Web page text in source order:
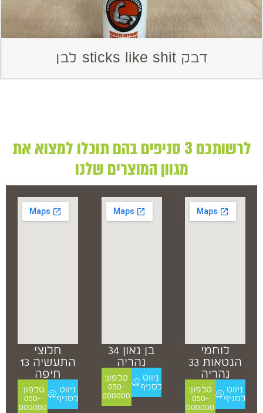
דבק sticks like shit לבן
לרשותכם 3 סניפים בהם תוכלו למצוא את
מגוון המוצרים שלנו
לוחמי
הגטאות 33
נהריה
ניווט
לסניף
טלפון:
050-
000000
בן גאון 34
נהריה
ניווט
לסניף
טלפון:
050-
000000
חלוצי
התעשיה 13
חיפה
ניווט
לסניף
טלפון:
050-
000000